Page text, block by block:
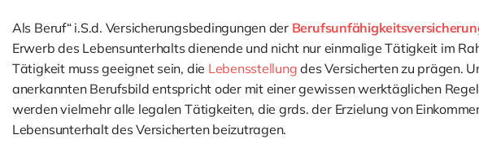
Als Beruf“ i.S.d. Versicherungsbedingungen der
Erwerb des Lebensunterhalts dienende und nicht nur einmalige Tätigkeit im
Tätigkeit muss geeignet sein, die Lebensstellung des Versicherten zu prägen.
anerkannten Berufsbild entspricht oder mit einer gewissen werktäglichen
werden vielmehr alle legalen Tätigkeiten, die grds. der Erzielung von
Lebensunterhalt des Versicherten beizutragen.